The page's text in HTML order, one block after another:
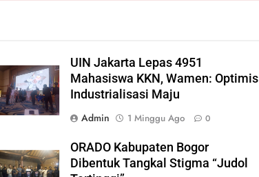
UIN Jakarta Lepas 4951
Mahasiswa KKN, Wamen: Optimis
Industrialisasi Maju
Admin
1 Minggu Ago 0
ORADO Kabupaten Bogor
Dibentuk Tangkal Stigma “Judol